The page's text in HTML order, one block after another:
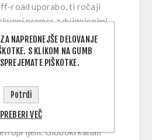
road uporabo, ti ročaji
premer z dvignjenimi
ki pomagajo absorbirati
vibracije. Rezultat je manj
samozavesten oprijem,
roost ali blato
Rogue MX narejen tako,
oprijem. Globoki kanali
NAPREDNEJŠE DELOVANJE
S KLIKOM NA GUMB
PIŠKOTKE.
Potrdi
PREBERI VEČ